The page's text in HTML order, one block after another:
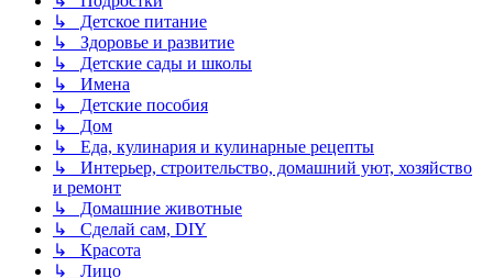
↳ Детское питание
↳ Здоровье и развитие
↳ Детские сады и школы
↳ Имена
↳ Детские пособия
↳ Дом
↳ Еда, кулинария и кулинарные рецепты
↳ Интерьер, строительство, домашний уют, хозяйство
и ремонт
↳ Домашние животные
↳ Сделай сам, DIY
↳ Красота
↳ Лицо